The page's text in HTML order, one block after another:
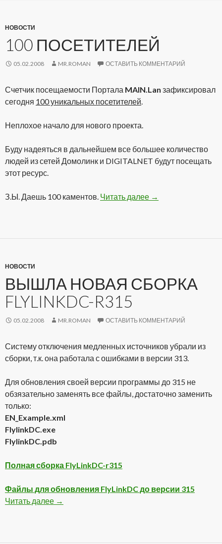
НОВОСТИ
100 ПОСЕТИТЕЛЕЙ
05.02.2008 MR.ROMAN ОСТАВИТЬ КОММЕНТАРИЙ
Счетчик посещаемости Портала MAIN.Lan зафиксировал
сегодня 100 уникальных посетителей.
Неплохое начало для нового проекта.
Буду надеяться в дальнейшем все большее количество
людей из сетей Домолинк и DIGITALNET будут посещать
этот ресурс.
З.Ы. Даешь 100 каментов. Читать далее 100 Посетителей
→
НОВОСТИ
ВЫШЛА НОВАЯ СБОРКА
FLYLINKDC-R315
05.02.2008 MR.ROMAN ОСТАВИТЬ КОММЕНТАРИЙ
Систему отключения медленных источников убрали из
сборки, т.к. она работала с ошибками в версии 313.
Для обновления своей версии программы до 315 не
обзязательно заменять все файлы, достаточно заменить
только:
EN_Example.xml
FlylinkDC.exe
FlylinkDC.pdb
Полная сборка FlyLinkDC-r315
Файлы для обновления FlyLinkDC до версии 315
Читать далее Вышла новая сборка FlyLinkDC-r315
→